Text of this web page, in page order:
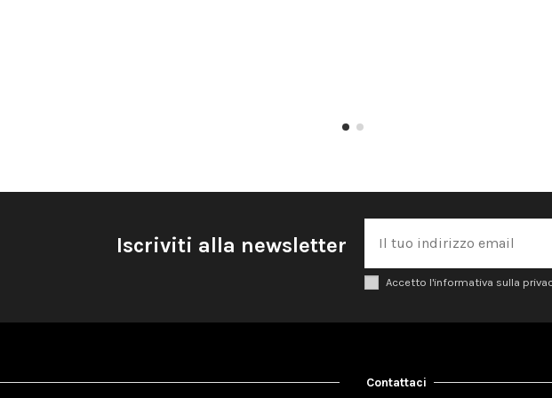
Iscriviti alla newsletter
Accetto l'informativa sulla
Contattaci